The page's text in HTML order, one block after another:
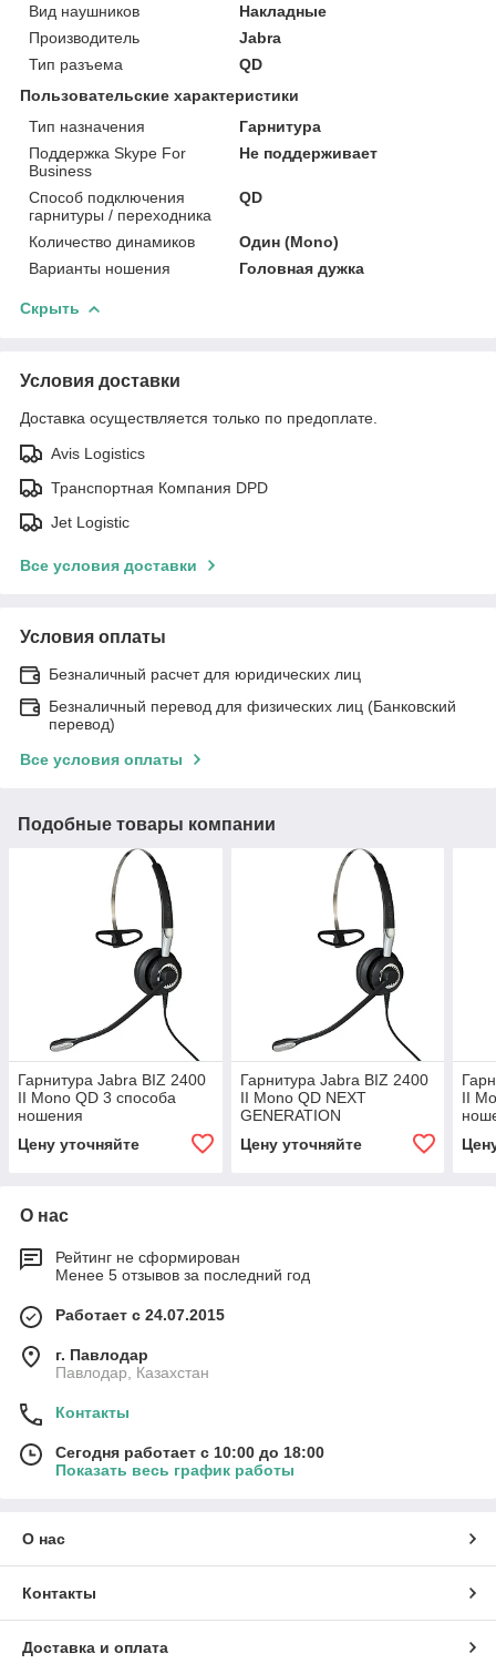
Вид наушников
Накладные
Производитель
Jabra
Тип разъема
QD
Пользовательские характеристики
Тип назначения
Гарнитура
Поддержка Skype For
Business
Не поддерживает
Способ подключения
гарнитуры / переходника
QD
Количество динамиков
Один (Mono)
Варианты ношения
Головная дужка
Скрыть
Условия доставки
Доставка осуществляется только по предоплате.
Avis Logistics
Транспортная Компания DPD
Jet Logistic
Все условия доставки
Условия оплаты
Безналичный расчет для юридических лиц
Безналичный перевод для физических лиц (Банковский
перевод)
Все условия оплаты
Подобные товары компании
Гарнитура Jabra BIZ 2400
II Mono QD 3 способа
ношения
Цену уточняйте
Гарнитура Jabra BIZ 2400
II Mono QD NEXT
GENERATION
Цену уточняйте
II
О нас
Рейтинг не сформирован
Менее 5 отзывов за последний год
Работает с 24.07.2015
г. Павлодар
Павлодар, Казахстан
Контакты
Сегодня работает с 10:00 до 18:00
Показать весь график работы
О нас
Контакты
Доставка и оплата